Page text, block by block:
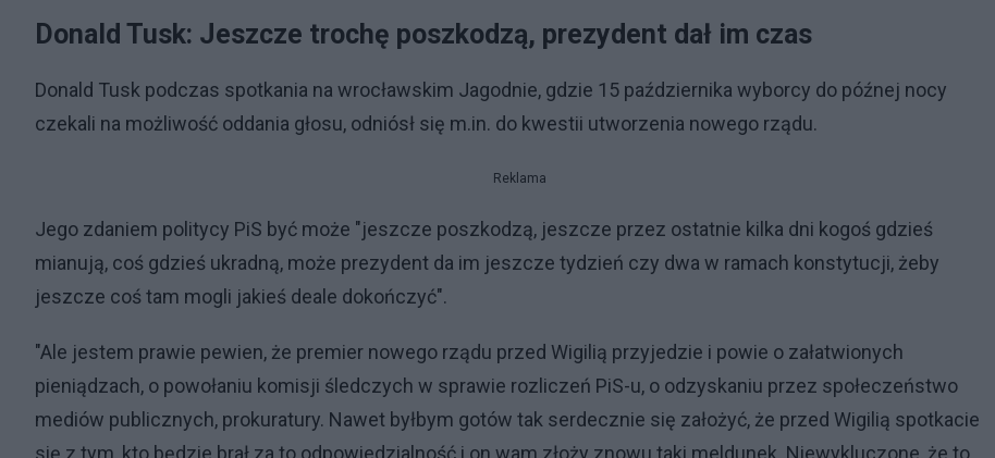
Donald Tusk: Jeszcze trochę poszkodzą, prezydent dał im czas
Donald Tusk podczas spotkania na wrocławskim Jagodnie, gdzie 15 października wyborcy do późnej nocy
czekali na możliwość oddania głosu, odniósł się m.in. do kwestii utworzenia nowego rządu.
Reklama
Jego zdaniem politycy PiS być może "jeszcze poszkodzą, jeszcze przez ostatnie kilka dni kogoś gdzieś
mianują, coś gdzieś ukradną, może prezydent da im jeszcze tydzień czy dwa w ramach konstytucji, żeby
jeszcze coś tam mogli jakieś deale dokończyć".
"Ale jestem prawie pewien, że premier nowego rządu przed Wigilią przyjedzie i powie o załatwionych
pieniądzach, o powołaniu komisji śledczych w sprawie rozliczeń PiS-u, o odzyskaniu przez społeczeństwo
mediów publicznych, prokuratury. Nawet byłbym gotów tak serdecznie się założyć, że przed Wigilią spotkacie
się z tym, kto będzie brał za to odpowiedzialność i on wam złoży znowu taki meldunek. Niewykluczone, że to